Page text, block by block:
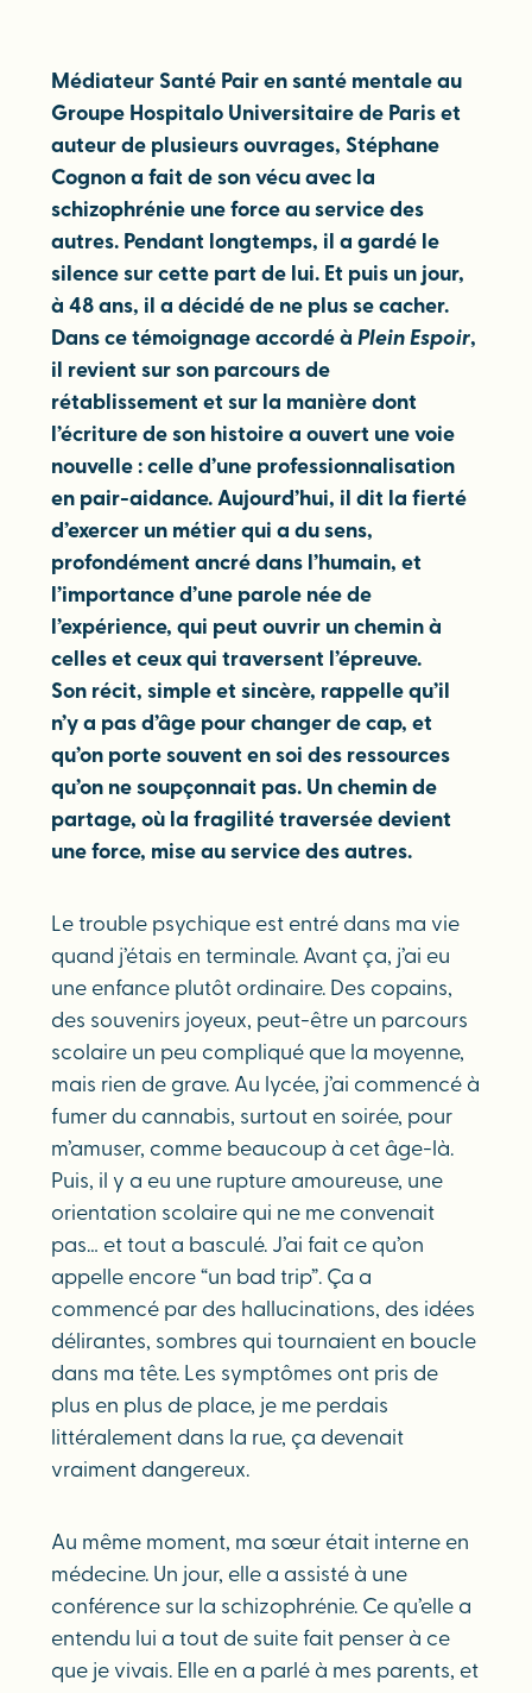
Médiateur Santé Pair en santé mentale au
Groupe Hospitalo Universitaire de Paris et
auteur de plusieurs ouvrages, Stéphane
Cognon a fait de son vécu avec la
schizophrénie une force au service des
autres. Pendant longtemps, il a gardé le
silence sur cette part de lui. Et puis un jour,
à 48 ans, il a décidé de ne plus se cacher.
Dans ce témoignage accordé à Plein Espoir,
il revient sur son parcours de
rétablissement et sur la manière dont
l’écriture de son histoire a ouvert une voie
nouvelle : celle d’une professionnalisation
en pair-aidance. Aujourd’hui, il dit la fierté
d’exercer un métier qui a du sens,
profondément ancré dans l’humain, et
l’importance d’une parole née de
l’expérience, qui peut ouvrir un chemin à
celles et ceux qui traversent l’épreuve.
Son récit, simple et sincère, rappelle qu’il
n’y a pas d’âge pour changer de cap, et
qu’on porte souvent en soi des ressources
qu’on ne soupçonnait pas. Un chemin de
partage, où la fragilité traversée devient
une force, mise au service des autres.
Le trouble psychique est entré dans ma vie
quand j’étais en terminale. Avant ça, j’ai eu
une enfance plutôt ordinaire. Des copains,
des souvenirs joyeux, peut-être un parcours
scolaire un peu compliqué que la moyenne,
mais rien de grave. Au lycée, j’ai commencé à
fumer du cannabis, surtout en soirée, pour
m’amuser, comme beaucoup à cet âge-là.
Puis, il y a eu une rupture amoureuse, une
orientation scolaire qui ne me convenait
pas… et tout a basculé. J’ai fait ce qu’on
appelle encore “un bad trip”. Ça a
commencé par des hallucinations, des idées
délirantes, sombres qui tournaient en boucle
dans ma tête. Les symptômes ont pris de
plus en plus de place, je me perdais
littéralement dans la rue, ça devenait
vraiment dangereux.
Au même moment, ma sœur était interne en
médecine. Un jour, elle a assisté à une
conférence sur la schizophrénie. Ce qu’elle a
entendu lui a tout de suite fait penser à ce
que je vivais. Elle en a parlé à mes parents, et